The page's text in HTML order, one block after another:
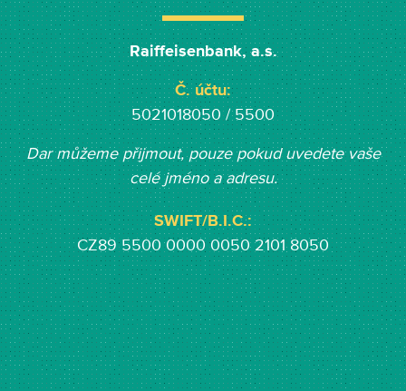
Raiffeisenbank, a.s.
Č. účtu:
5021018050 / 5500
Dar můžeme přijmout, pouze pokud uvedete vaše
celé jméno a adresu.
SWIFT/B.I.C.:
CZ89 5500 0000 0050 2101 8050